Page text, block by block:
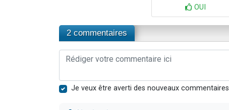
OUI
2 commentaires
Je veux être averti des nouveaux commentaires